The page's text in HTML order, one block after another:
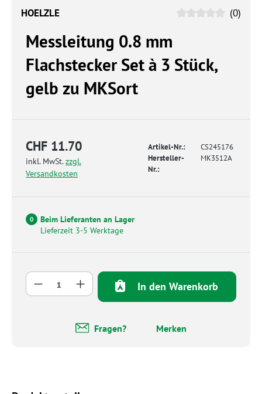
HOELZLE (0)
Messleitung 0.8 mm
Flachstecker Set à 3 Stück,
gelb zu MKSort
CHF 11.70
inkl. MwSt.zzgl.
Versandkosten
Artikel-Nr.:
CS245176
Hersteller-
Nr.:
MK3512A
0
Beim Lieferanten an Lager
Lieferzeit 3-5 Werktage
Produkt Anzahl: Gib den gewünschten
In den Warenkorb
Fragen? Merken